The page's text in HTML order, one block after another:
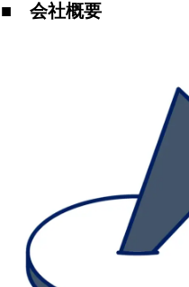
■ 会社概要